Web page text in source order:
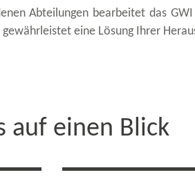
Abteilungen bearbeitet das
eine Lösung Ihrer
auf einen Blick